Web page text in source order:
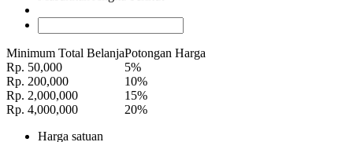
Minimum Total BelanjaPotongan Harga
Rp. 50,000
5%
Rp. 200,000
10%
Rp. 2,000,000
15%
Rp. 4,000,000
20%
Harga satuan